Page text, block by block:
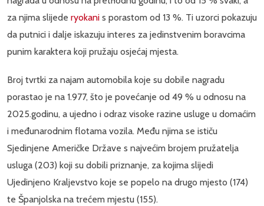
za njima slijede ryokani s porastom od 13 %. Ti uzorci pokazuju
da putnici i dalje iskazuju interes za jedinstvenim boravcima
punim karaktera koji pružaju osjećaj mjesta.
Broj tvrtki za najam automobila koje su dobile nagradu
porastao je na 1.977, što je povećanje od 49 % u odnosu na
2025.godinu, a ujedno i odraz visoke razine usluge u domaćim
i međunarodnim flotama vozila. Među njima se ističu
Sjedinjene Američke Države s najvećim brojem pružatelja
usluga (203) koji su dobili priznanje, za kojima slijedi
Ujedinjeno Kraljevstvo koje se popelo na drugo mjesto (174)
te Španjolska na trećem mjestu (155).